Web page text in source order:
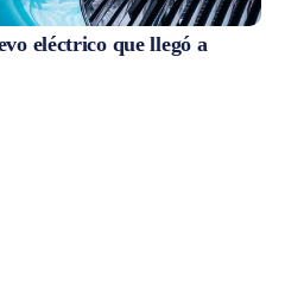
eléctrico que llegó a